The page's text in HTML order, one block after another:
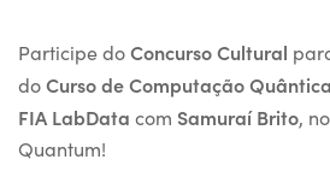
Participe doConcurso Cultural
doCurso de Computação
FIA LabData com Samuraí Brito,
Quantum!